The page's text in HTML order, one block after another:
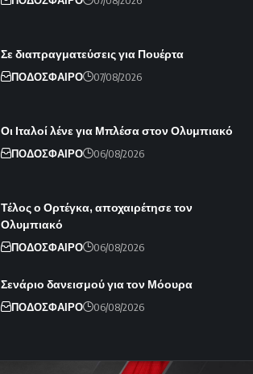
Σε διαπραγματεύσεις για Πουέρτα
ΠΟΔΟΣΦΑΙΡΟ 07/08/2026
Οι Ιταλοί λένε για Μπλέσα στον Ολυμπιακό
ΠΟΔΟΣΦΑΙΡΟ 06/08/2026
Τέλος ο Ορτέγκα, αποχαιρέτησε τον
Ολυμπιακό
ΠΟΔΟΣΦΑΙΡΟ 06/08/2026
Σενάριο δανεισμού για τον Μόουρα
ΠΟΔΟΣΦΑΙΡΟ 06/08/2026